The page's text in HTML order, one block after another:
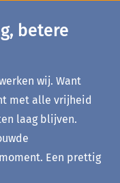
betere
wij. Want
met alle vrijheid
laag blijven.
Een prettig